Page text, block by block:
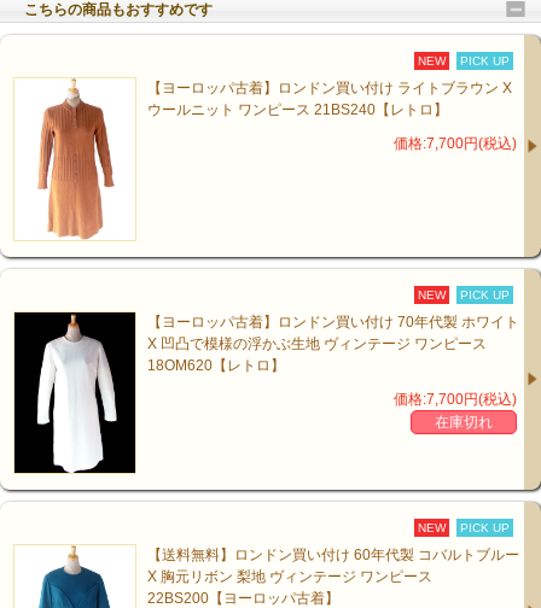
こちらの商品もおすすめです
NEW PICK UP
【ヨーロッパ古着】ロンドン買い付け ライトブラウン X
ウールニット ワンピース 21BS240【レトロ】
価格:7,700円(税込)
NEW PICK UP
【ヨーロッパ古着】ロンドン買い付け 70年代製 ホワイト
X 凹凸で模様の浮かぶ生地 ヴィンテージ ワンピース
18OM620【レトロ】
価格:7,700円(税込)
在庫切れ
NEW PICK UP
【送料無料】ロンドン買い付け 60年代製 コバルトブルー
X 胸元リボン 梨地 ヴィンテージ ワンピース
22BS200【ヨーロッパ古着】